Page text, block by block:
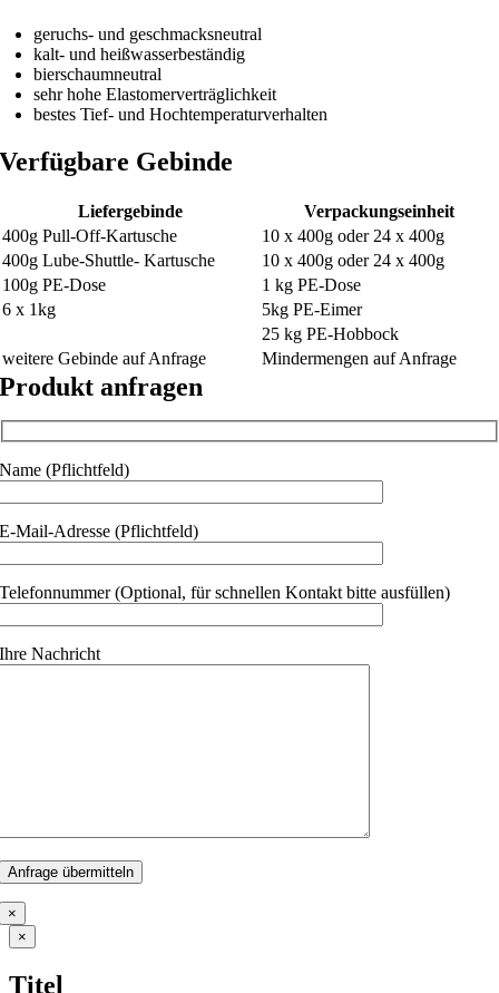
geruchs- und geschmacksneutral
kalt- und heißwasserbeständig
bierschaumneutral
sehr hohe Elastomerverträglichkeit
bestes Tief- und Hochtemperaturverhalten
Verfügbare Gebinde
Liefergebinde
Verpackungseinheit
400g Pull-Off-Kartusche
10 x 400g oder 24 x 400g
400g Lube-Shuttle- Kartusche
10 x 400g oder 24 x 400g
100g PE-Dose
1 kg PE-Dose
6 x 1kg
5kg PE-Eimer
25 kg PE-Hobbock
weitere Gebinde auf Anfrage
Mindermengen auf Anfrage
Produkt anfragen
Name (Pflichtfeld)
E-Mail-Adresse (Pflichtfeld)
Telefonnummer (Optional, für schnellen Kontakt bitte ausfüllen)
Ihre Nachricht
×
Close
product
view
×
Titel